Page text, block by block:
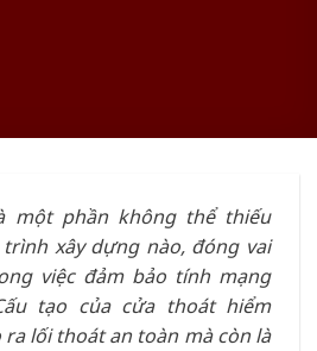
một phần không thể thiếu
xây dựng nào, đóng vai
việc đảm bảo tính mạng
tạo của cửa thoát hiểm
lối thoát an toàn mà còn là